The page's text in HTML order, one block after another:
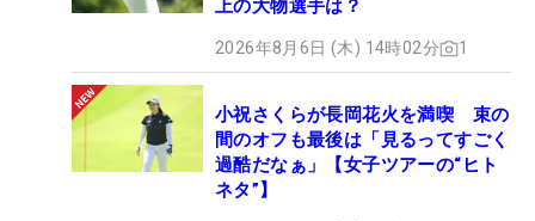
上の大物選手は？
2026年8月6日 (木) 14時02分 1
小祝さくらが長岡花火を満喫 束の
間のオフも最後は「見るってすごく
過酷だなぁ」【女子ツアーの“ヒト
ネタ”】